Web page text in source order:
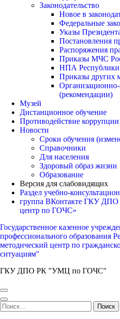
Законодательство
Новое в
Федеральные
Указы
Постановления
Распоряжения
Приказы МЧС
НПА Республики
Приказы других
Организационно-
(рекомендации)
Музей
Дистанционное обучение
Противодействие коррупции
Новости
Сроки обучения
Справочники
Для населения
Здоровый образ жизни
Образование
Версия для слабовидящих
Раздел учебно-
группа ВКонтакте ГКУ ДПО
центр по ГОЧС»
Государственное казенное
профессионального образования
методический центр по
ситуациям"
ГКУ ДПО РК "УМЦ по ГОЧС"
Найти: